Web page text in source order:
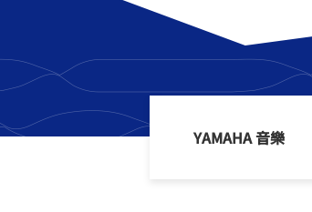
YAMAHA 音樂